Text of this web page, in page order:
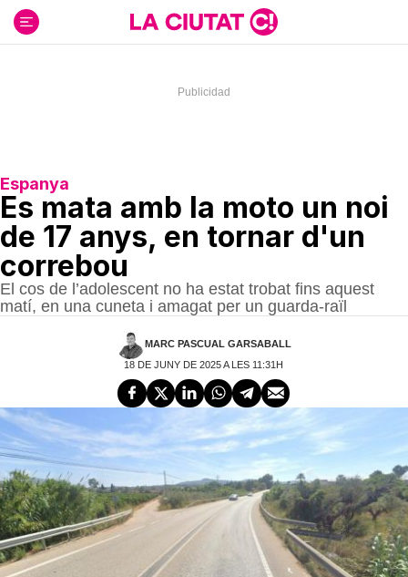
contenido
Espanya
Es mata amb la moto un noi
de 17 anys, en tornar d'un
correbou
El cos de l’adolescent no ha estat trobat fins aquest
matí, en una cuneta i amagat per un guarda-raïl
MARC PASCUAL GARSABALL
18 DE JUNY DE 2025 A LES 11:31H